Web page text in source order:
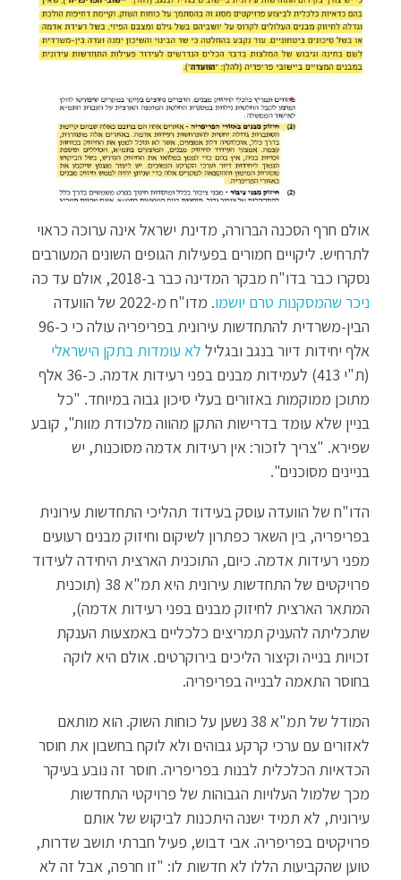
אולם חרף הסכנה הברורה, מדינת ישראל אינה ערוכה כראוי
לתרחיש. ליקויים חמורים בפעילות הגופים השונים המעורבים
נסקרו כבר בדו"ח מבקר המדינה כבר ב-2018, אולם עד כה
ניכר שהמסקנות טרם יושמו
. מדו"ח מ-2022 של הוועדה
הבין-משרדית להתחדשות עירונית בפריפריה עולה כי כ-96
אלף יחידות דיור בנגב ובגליל לא עומדות בתקן הישראלי
(ת"י 413) לעמידות מבנים בפני רעידות אדמה. כ-36 אלף
מתוכן ממוקמות באזורים בעלי סיכון גבוה במיוחד. "כל
בניין שלא עומד בדרישות התקן מהווה מלכודת מוות", קובע
שפירא. "צריך לזכור: אין רעידות אדמה מסוכנות, יש
בניינים מסוכנים".
הדו"ח של הוועדה עוסק בעידוד תהליכי התחדשות עירונית
בפריפריה, בין השאר כפתרון לשיקום וחיזוק מבנים רעועים
מפני רעידות אדמה. כיום, התוכנית הארצית היחידה לעידוד
פרויקטים של התחדשות עירונית היא תמ"א 38 (תוכנית
המתאר הארצית לחיזוק מבנים בפני רעידות אדמה),
שתכליתה להעניק תמריצים כלכליים באמצעות הענקת
זכויות בנייה וקיצור הליכים בירוקרטים. אולם היא לוקה
בחוסר התאמה לבנייה בפריפריה.
המודל של תמ"א 38 נשען על כוחות השוק. הוא מותאם
לאזורים עם ערכי קרקע גבוהים ולא לוקח בחשבון את חוסר
הכדאיות הכלכלית לבנות בפריפריה. חוסר זה נובע בעיקר
מכך שלמול העלויות הגבוהות של פרויקטי התחדשות
עירונית, לא תמיד ישנה היתכנות לביקוש של אותם
פרויקטים בפריפריה. אבי דבוש, פעיל חברתי תושב שדרות,
טוען שהקביעות הללו לא חדשות לו: "זו חרפה, אבל זה לא